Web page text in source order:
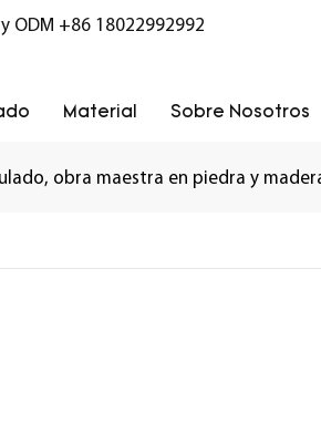
ODM +86 18022992992
Material Sobre Nosotros
obra maestra en piedra y